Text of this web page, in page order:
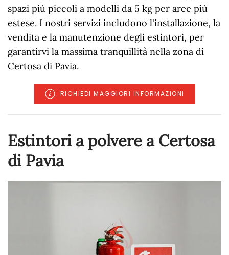
spazi più piccoli a modelli da 5 kg per aree più
estese. I nostri servizi includono l'installazione, la
vendita e la manutenzione degli estintori, per
garantirvi la massima tranquillità nella zona di
Certosa di Pavia.
RICHIEDI MAGGIORI INFORMAZIONI
Estintori a polvere a Certosa
di Pavia